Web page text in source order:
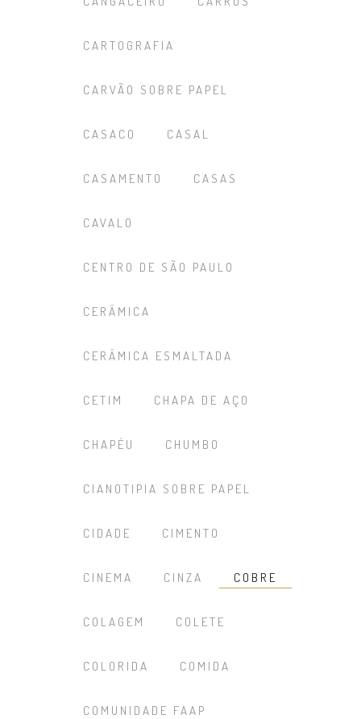
CARTOGRAFIA
CARVÃO SOBRE PAPEL
CASACO CASAL
CASAMENTO CASAS
CAVALO
CENTRO DE SÃO PAULO
CERÂMICA
CERÂMICA ESMALTADA
CETIM CHAPA DE AÇO
CHAPÉU CHUMBO
CIANOTIPIA SOBRE PAPEL
CIDADE CIMENTO
CINEMA CINZA COBRE
COLAGEM COLETE
COLORIDA COMIDA
COMUNIDADE FAAP